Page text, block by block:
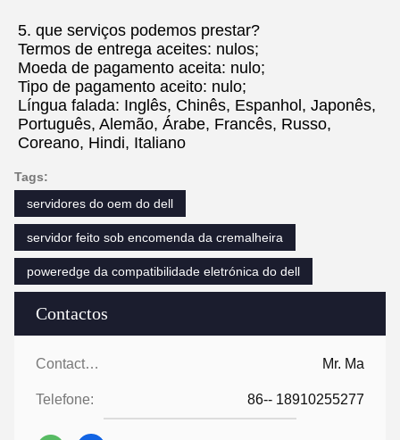
Contactos
Contactos: Mr. Ma
Telefone: 86-- 18910255277
5. que serviços podemos prestar?
Termos de entrega aceites: nulos;
Moeda de pagamento aceita: nulo;
Tipo de pagamento aceito: nulo;
Língua falada: Inglês, Chinês, Espanhol, Japonês,
Português, Alemão, Árabe, Francês, Russo,
Coreano, Hindi, Italiano
Tags:
servidores do oem do dell
servidor feito sob encomenda da cremalheira
poweredge da compatibilidade eletrónica do dell